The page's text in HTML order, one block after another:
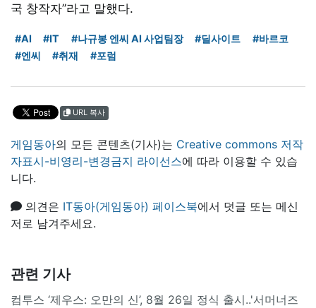
국 창작자”라고 말했다.
#AI #IT #나규봉 엔씨 AI 사업팀장 #딜사이트
#바르코
#엔씨
#취재 #포럼
URL 복사
게임동아의 모든 콘텐츠(기사)는 Creative commons 저작
자표시-비영리-변경금지 라이선스에 따라 이용할 수 있습
니다.
의견은 IT동아(게임동아) 페이스북에서 덧글 또는 메신
저로 남겨주세요.
관련 기사
컴투스 ‘제우스: 오만의 신’, 8월 26일 정식 출시..'서머너즈